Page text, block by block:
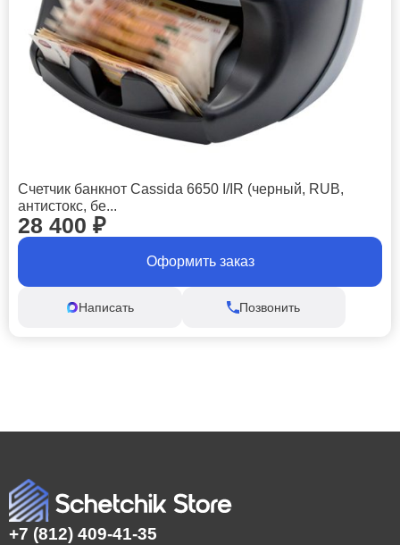
Счетчик банкнот Cassida 6650 I/IR (черный, RUB,
антистокс, бе...
28 400 ₽
Оформить заказ
Написать Позвонить
+7 (812) 409-41-35